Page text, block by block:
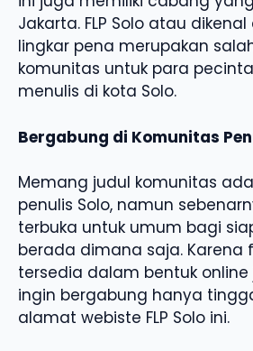
Jakarta. FLP Solo atau
lingkar pena merupakan
komunitas untuk para
menulis di kota Solo.
Bergabung di Komunitas
Memang judul komunitas
penulis Solo, namun
terbuka untuk umum bagi
berada dimana saja. Karena
tersedia dalam bentuk
ingin bergabung hanya
alamat webiste FLP Solo ini.